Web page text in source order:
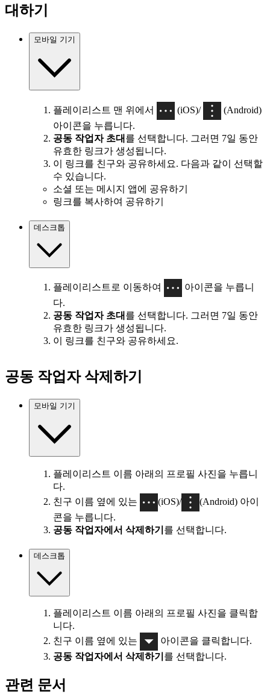
대하기
모바일 기기
플레이리스트 맨 위에서 (iOS)/
(Android)
아이콘을 누릅니다.
공동 작업자 초대 를 선택합니다. 그러면 7일 동안
유효한 링크가 생성됩니다.
이 링크를 친구와 공유하세요. 다음과 같이 선택할
수 있습니다.
소셜 또는 메시지 앱에 공유하기
링크를 복사하여 공유하기
데스크톱
플레이리스트로 이동하여
아이콘을 누릅니
다.
공동 작업자 초대 를 선택합니다. 그러면 7일 동안
유효한 링크가 생성됩니다.
이 링크를 친구와 공유하세요.
공동 작업자 삭제하기
모바일 기기
플레이리스트 이름 아래의 프로필 사진을 누릅니
다.
친구 이름 옆에 있는
(iOS)/
(Android) 아이
콘을 누릅니다.
공동 작업자에서 삭제하기 를 선택합니다.
데스크톱
플레이리스트 이름 아래의 프로필 사진을 클릭합
니다.
친구 이름 옆에 있는
아이콘을 클릭합니다.
공동 작업자에서 삭제하기 를 선택합니다.
관련 문서